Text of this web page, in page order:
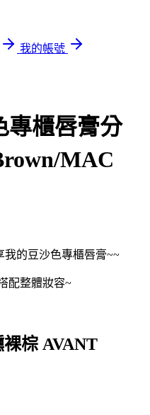
我的帳號
專櫃唇膏分
MAC
我的豆沙色專櫃唇膏~~
配整體妝容~
棕 AVANT